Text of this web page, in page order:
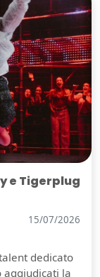
e Tigerplug
15/07/2026
dedicato
aggiudicati la